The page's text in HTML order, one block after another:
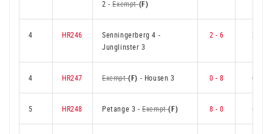
2-Exempt(F)
4 HR246 Senningerberg 4 -
Junglinster 3
2 - 6 2
4 HR247 Exempt(F) - Housen 3 0 - 8 0
5 HR248 Petange 3 -Exempt(F) 8 - 0 6